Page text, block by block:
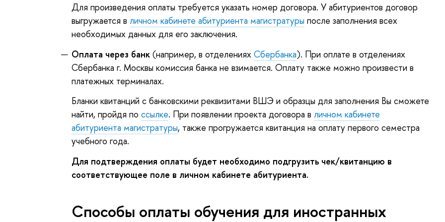
Для произведения оплаты требуется указать номер договора. У абитуриентов договор
выгружается вличном кабинете абитуриента магистратуры после заполнения всех
необходимых данных для его заключения.
Оплата через банк(например, в отделенияхСбербанка). При оплате в отделениях
Сбербанка г. Москвы комиссия банка не взимается. Оплату также можно произвести в
платежных терминалах.
Бланки квитанций c банковскими реквизитами ВШЭ и образцы для заполнения Вы сможете
найти, пройдя поссылке. При появлении проекта договора вличном кабинете
абитуриента магистратуры, также прогружается квитанция на оплату первого семестра
учебного года.
Для подтверждения оплаты будет необходимо подгрузить чек/квитанцию в
соответствующее поле в личном кабинете абитуриента.
Способы оплаты обучения для иностранных